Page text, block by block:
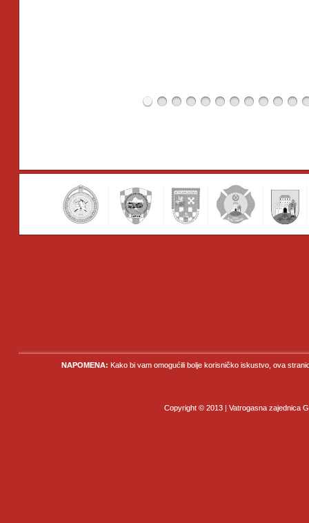
NAPOMENA: Kako bi vam omogućili bolje korisničko iskustvo, ova
Copyright © 2013 | Vatrogasna zajednica